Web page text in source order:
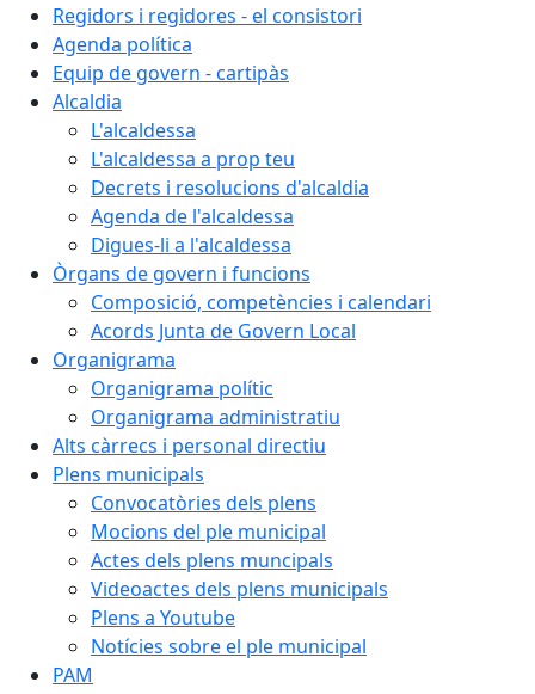
Regidors i regidores - el consistori
Agenda política
Equip de govern - cartipàs
Alcaldia
L'alcaldessa
L'alcaldessa a prop teu
Decrets i resolucions d'alcaldia
Agenda de l'alcaldessa
Digues-li a l'alcaldessa
Òrgans de govern i funcions
Composició, competències i calendari
Acords Junta de Govern Local
Organigrama
Organigrama polític
Organigrama administratiu
Alts càrrecs i personal directiu
Plens municipals
Convocatòries dels plens
Mocions del ple municipal
Actes dels plens muncipals
Videoactes dels plens municipals
Plens a Youtube
Notícies sobre el ple municipal
PAM